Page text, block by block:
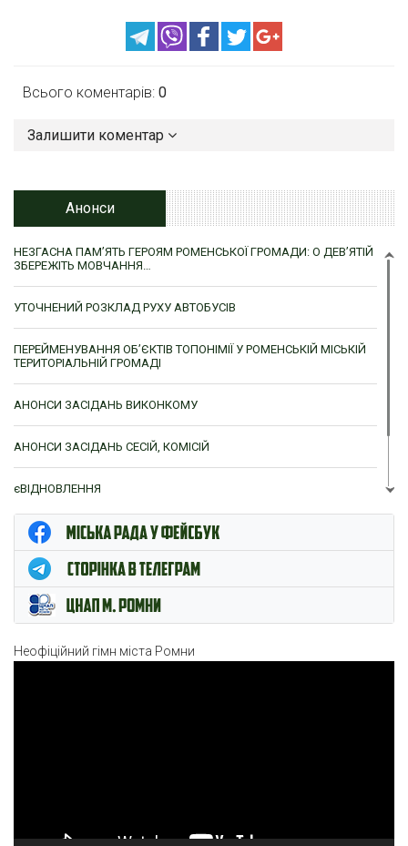
Всього коментарів: 0
Залишити коментар
Анонси
НЕЗГАСНА ПАМ’ЯТЬ ГЕРОЯМ РОМЕНСЬКОЇ ГРОМАДИ: О ДЕВ’ЯТІЙ
ЗБЕРЕЖІТЬ МОВЧАННЯ…
УТОЧНЕНИЙ РОЗКЛАД РУХУ АВТОБУСІВ
ПЕРЕЙМЕНУВАННЯ ОБ’ЄКТІВ ТОПОНІМІЇ У РОМЕНСЬКІЙ МІСЬКІЙ
ТЕРИТОРІАЛЬНІЙ ГРОМАДІ
АНОНСИ ЗАСІДАНЬ ВИКОНКОМУ
АНОНСИ ЗАСІДАНЬ СЕСІЙ, КОМІСІЙ
єВІДНОВЛЕННЯ
ЦНАП м. Ромни
Неофіційний гімн міста Ромни